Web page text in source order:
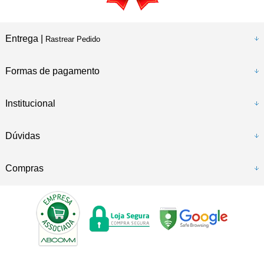
Entrega | Rastrear Pedido
Formas de pagamento
Institucional
Dúvidas
Compras